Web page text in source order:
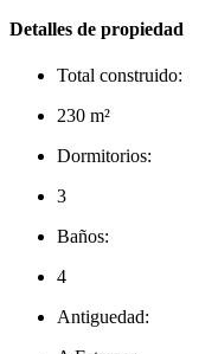
Detalles de propiedad
Total construido:
230 m²
Dormitorios:
3
Baños:
4
Antiguedad: